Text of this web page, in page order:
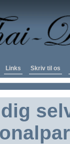
Links Skriv til os